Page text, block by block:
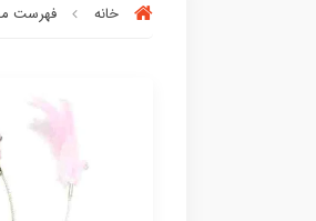
خانه فهرست